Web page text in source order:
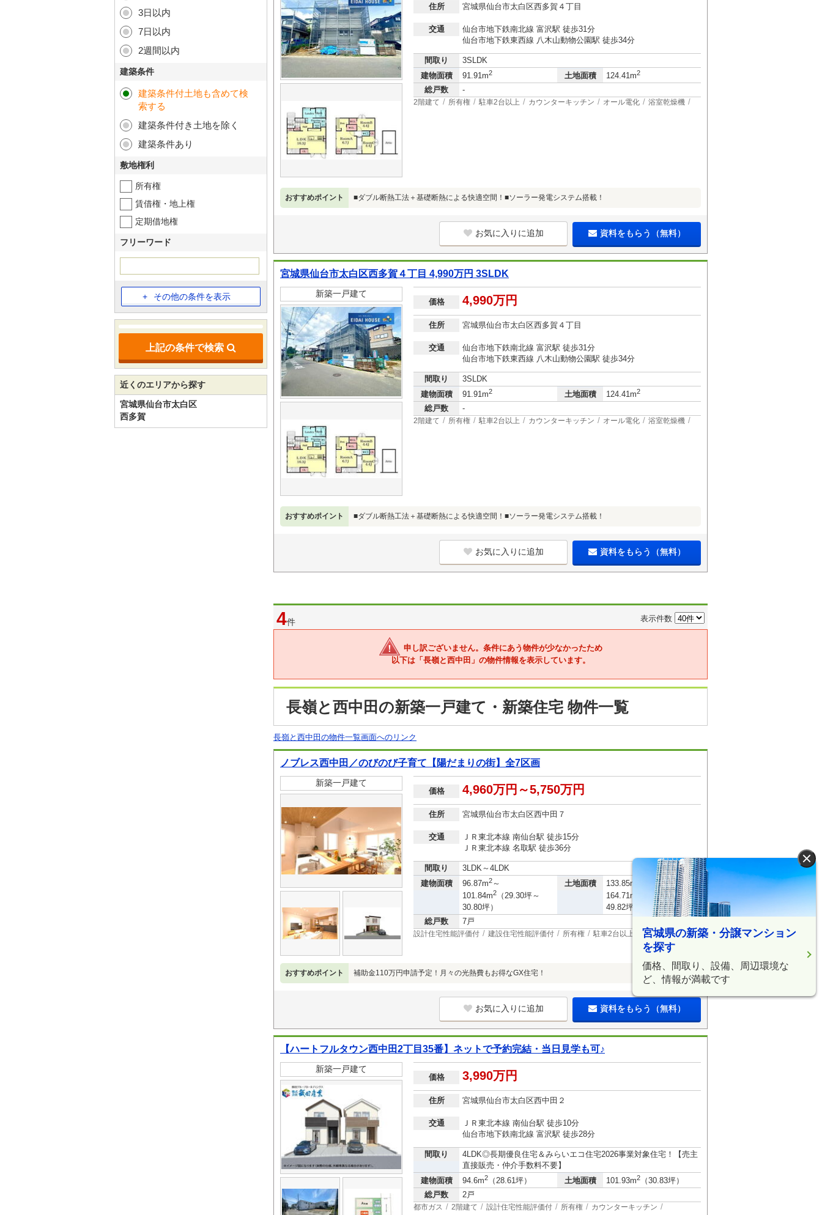
住所 宮城県仙台市太白区西多賀４丁目
交通
仙台市地下鉄南北線 富沢駅 徒歩31分
仙台市地下鉄東西線 八木山動物公園駅 徒歩34分
間取り
3SLDK
建物面積
91.91m2 土地面積 124.41m2
総戸数 -
2階建て 所有権 駐車2台以上 カウンターキッチン オール電化 浴室乾燥機
おすすめポイント ■ダブル断熱工法＋基礎断熱による快適空間！■ソーラー発電システム搭載！
お気に入りに追加 資料をもらう（無料）
宮城県仙台市太白区西多賀４丁目 4,990万円 3SLDK
新築一戸建て
価格 4,990万円
住所 宮城県仙台市太白区西多賀４丁目
交通
仙台市地下鉄南北線 富沢駅 徒歩31分
仙台市地下鉄東西線 八木山動物公園駅 徒歩34分
間取り
3SLDK
建物面積
91.91m2 土地面積 124.41m2
総戸数 -
2階建て 所有権 駐車2台以上 カウンターキッチン オール電化 浴室乾燥機
おすすめポイント ■ダブル断熱工法＋基礎断熱による快適空間！■ソーラー発電システム搭載！
お気に入りに追加 資料をもらう（無料）
4件 表示件数
申し訳ございません。条件にあう物件が少なかったため
以下は「長嶺と西中田」の物件情報を表示しています。
長嶺と西中田の新築一戸建て・新築住宅 物件一覧
長嶺と西中田の物件一覧画面へのリンク
ノブレス西中田／のびのび子育て【陽だまりの街】全7区画
新築一戸建て
価格 4,960万円～5,750万円
住所 宮城県仙台市太白区西中田７
交通
ＪＲ東北本線 南仙台駅 徒歩15分
ＪＲ東北本線 名取駅 徒歩36分
間取り
3LDK～4LDK
建物面積
96.87m2～
101.84m2
（29.30坪～
30.80坪）
土地面積 133.85m
164.71m
（40.48坪～
49.82坪）
総戸数
7戸
設計住宅性能評価付 建設住宅性能評価付 所有権 駐車2台以上 オール電化
おすすめポイント 補助金110万円申請予定！月々の光熱費もお得なGX住宅！
お気に入りに追加 資料をもらう（無料）
【ハートフルタウン西中田2丁目35番】ネットで予約完結・当日見学も可♪
新築一戸建て
価格 3,990万円
住所 宮城県仙台市太白区西中田２
交通
ＪＲ東北本線 南仙台駅 徒歩10分
仙台市地下鉄南北線 富沢駅 徒歩28分
間取り
4LDK◎長期優良住宅＆みらいエコ住宅2026事業対象住宅！【売主
直接販売・仲介手数料不要】
建物面積
94.6m2 （28.61坪） 土地面積 101.93m2
（30.83坪）
総戸数
2戸
都市ガス 2階建て 設計住宅性能評価付 所有権 カウンターキッチン
×
宮城県の新築・分譲マンション
を探す
価格、間取り、設備、周辺環境な
ど、情報が満載です
3日以内
7日以内
2週間以内
建築条件
建築条件付土地も含めて検
索する
建築条件付き土地を除く
建築条件あり
敷地権利
所有権
賃借権・地上権
定期借地権
フリーワード
その他の条件を表示
上記の条件で検索
近くのエリアから探す
宮城県仙台市太白区
西多賀